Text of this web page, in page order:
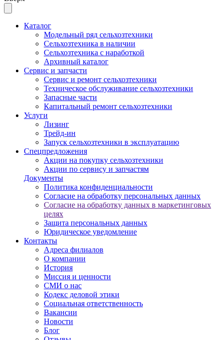
Каталог
Модельный ряд сельхозтехники
Сельхозтехника в наличии
Сельхозтехника с наработкой
Архивный каталог
Сервис и запчасти
Сервис и ремонт сельхозтехники
Техническое обслуживание сельхозтехники
Запасные части
Капитальный ремонт сельхозтехники
Услуги
Лизинг
Трейд-ин
Запуск сельхозтехники в эксплуатацию
Спецпредложения
Акции на покупку сельхозтехники
Акции по сервису и запчастям
Документы
Политика конфиденциальности
Согласие на обработку персональных данных
Согласие на обработку данных в маркетинговых
целях
Защита персональных данных
Юридическое уведомление
Контакты
Адреса филиалов
О компании
История
Миссия и ценности
СМИ о нас
Кодекс деловой этики
Социальная ответственность
Вакансии
Новости
Блог